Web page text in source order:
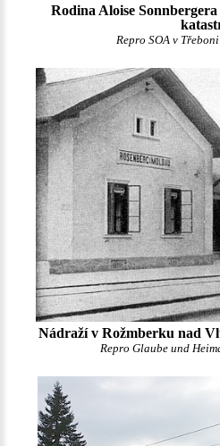
Rodina Aloise
Repro SOA v
Nádraží v Rožmberku nad
Repro Glaube und